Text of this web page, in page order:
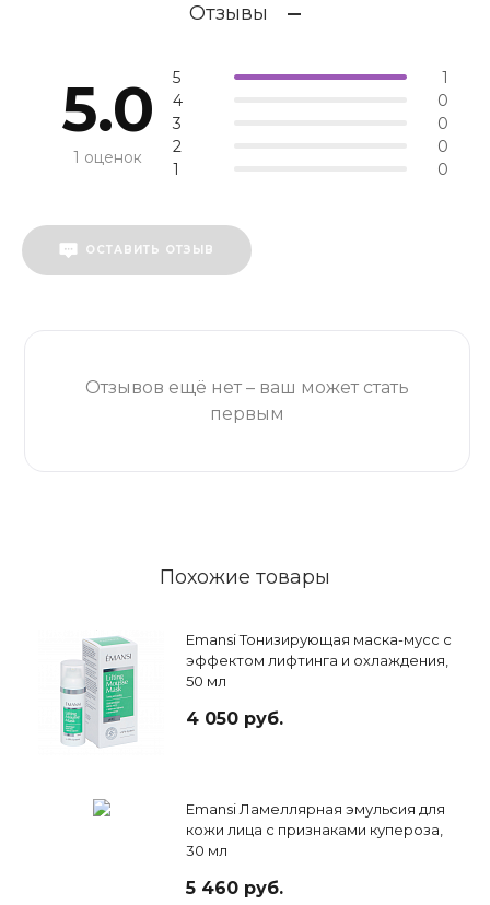
Отзывы
5.0
1 оценок
5
1
4
0
3
0
2
0
1
0
ОСТАВИТЬ ОТЗЫВ
Отзывов ещё нет – ваш может стать
первым
Похожие товары
Emansi Тонизирующая маска-мусс с
эффектом лифтинга и охлаждения,
50 мл
4 050 руб.
Emansi Ламеллярная эмульсия для
кожи лица с признаками купероза,
30 мл
5 460 руб.